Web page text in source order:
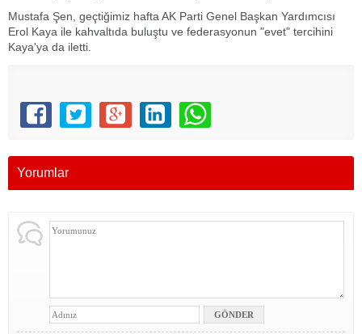
Mustafa Şen, geçtiğimiz hafta AK Parti Genel Başkan Yardımcısı
Erol Kaya ile kahvaltıda buluştu ve federasyonun "evet" tercihini
Kaya'ya da iletti.
Yorumlar